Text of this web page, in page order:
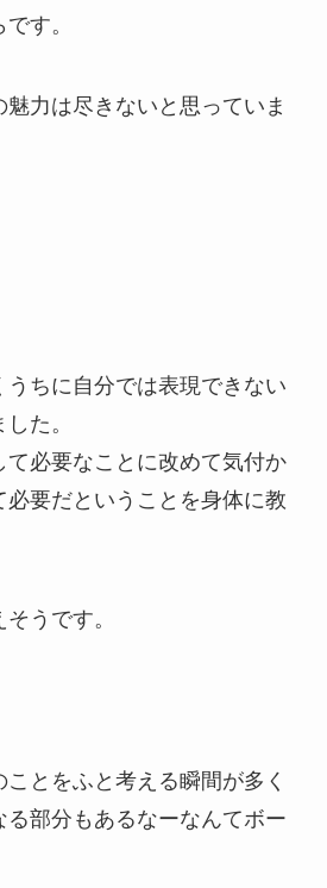
す。
力は尽きないと思っていま
うちに自分では表現できない
た。
て必要なことに改めて気付か
要だということを身体に教
うです。
とをふと考える瞬間が多く
る部分もあるなーなんてボー